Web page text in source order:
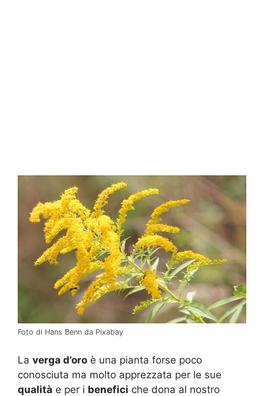
Foto di Hans Benn da Pixabay
La verga d’oro è una pianta forse poco
conosciuta ma molto apprezzata per le sue
qualità e per i benefici che dona al nostro